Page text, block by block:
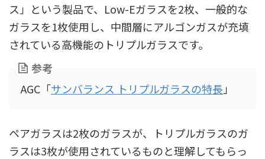
ス」という製品で、Low-Eガラスを2枚、一般的な
ガラスを1枚使用し、中間層にアルゴンガスが充填
されている高機能のトリプルガラスです。
参考
AGC「サンバランス トリプルガラスの特長 」
ペアガラスは2枚のガラスが、トリプルガラスのガ
ラスは3枚が使用されているものと理解してもらっ